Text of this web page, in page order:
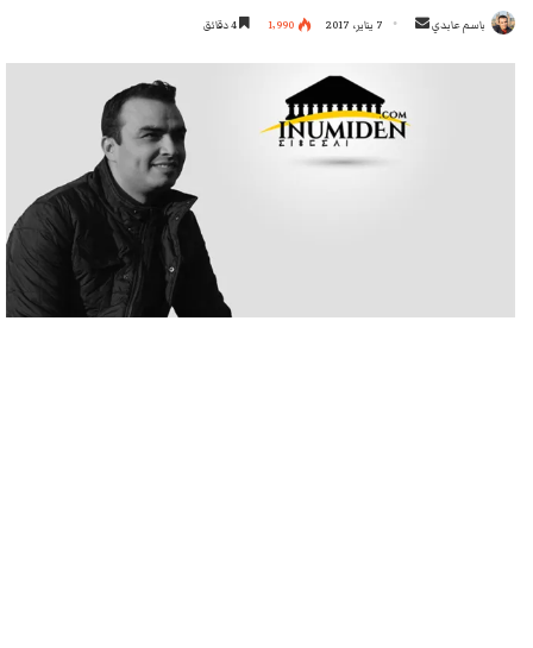
باسم عابدي
أرسل
7 يناير، 2017 1٬990